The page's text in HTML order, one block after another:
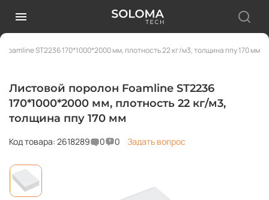
ST2236 170*1000*2000 мм, плотность 22 кг/м3, толщина ппу 170 мм
Листовой поролон Foamline ST2236
170*1000*2000 мм, плотность 22 кг/м3,
толщина ппу 170 мм
Код товара: 2618289 0 0 Задать вопрос